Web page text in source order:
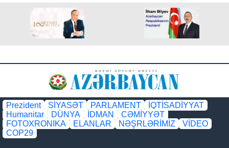
Prezident SİYASƏT PARLAMENT
İQTİSADİYYAT
Humanitar
DÜNYA İDMAN
CƏMİYYƏT
FOTOXRONIKA
ELANLAR NƏŞRLƏRİMİZ
VİDEO
COP29